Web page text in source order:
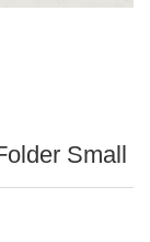
Small